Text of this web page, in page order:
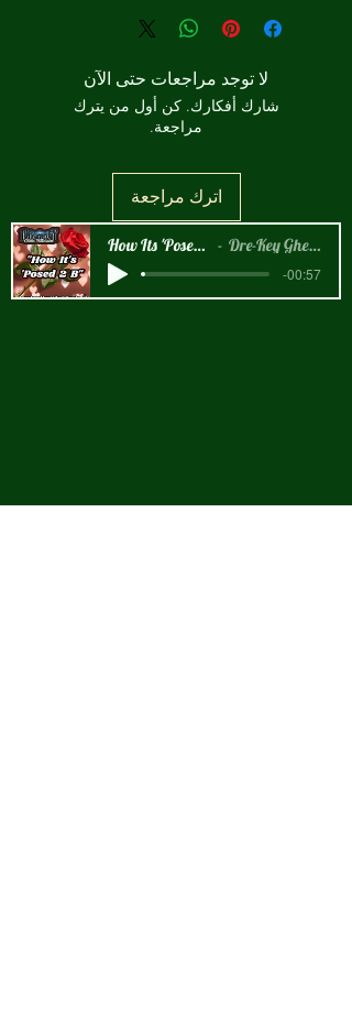
لا توجد مراجعات حتى الآن
شارك أفكارك. كن أول من يترك
مراجعة.
اترك مراجعة
How Its 'Posed 2 B Snippet Dre-Key Ghett Millionaire
-00:57